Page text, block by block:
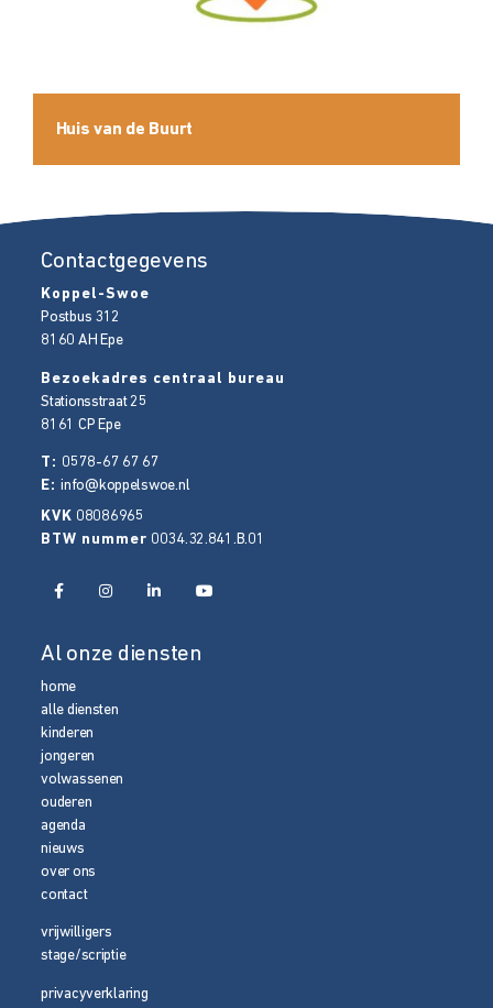
Huis van de Buurt
Contactgegevens
Koppel-Swoe
Postbus 312
8160 AH Epe
Bezoekadres centraal bureau
Stationsstraat 25
8161 CP Epe
T: 0578-67 67 67
E:info@koppelswoe.nl
KVK 08086965
BTW nummer 0034.32.841.B.01
Al onze diensten
home
alle diensten
kinderen
jongeren
volwassenen
ouderen
agenda
nieuws
over ons
contact
vrijwilligers
stage/scriptie
privacyverklaring